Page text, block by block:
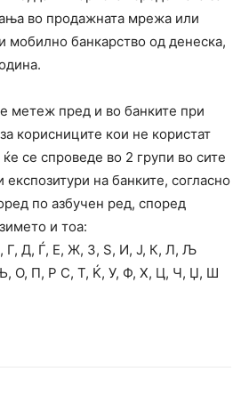
во продажната мрежа или
мобилно банкарство од денеска,
метеж пред и во банките при
корисниците кои не користат
ќе се спроведе во 2 групи во сите
експозитури на банките, согласно
по азбучен ред, според
и тоа:
Г, Д, Ѓ, Е, Ж, З, Ѕ, И, Ј, К, Л, Љ
О, П, Р С, Т, Ќ, У, Ф, Х, Ц, Ч, Џ, Ш